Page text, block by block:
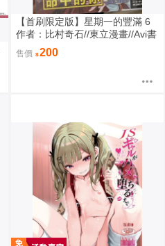
【首刷限定版】星期一的豐滿 6
作者：比村奇石//東立漫畫//Avi書
售價 200